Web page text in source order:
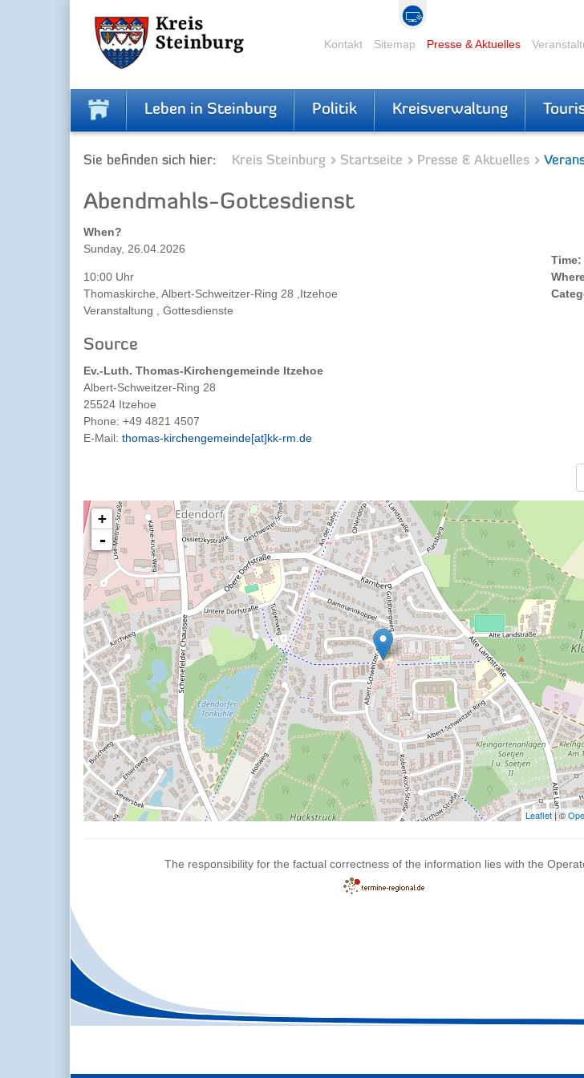
Kontakt Sitemap Presse & Aktuelles
Leben in Steinburg Politik Kreisverwaltung
Sie befinden sich hier: Kreis Steinburg Startseite Presse & Aktuelles
Abendmahls-Gottesdienst
When?
Sunday, 26.04.2026
Time:
10:00 Uhr
Thomaskirche, Albert-Schweitzer-Ring 28 ,Itzehoe
Veranstaltung , Gottesdienste
Source
Ev.-Luth. Thomas-Kirchengemeinde Itzehoe
Albert-Schweitzer-Ring 28
25524 Itzehoe
Phone: +49 4821 4507
E-Mail: thomas-kirchengemeinde[at]kk-rm.de
+
-
Leaflet| ©
The responsibility for the factual correctness of the information lies with the